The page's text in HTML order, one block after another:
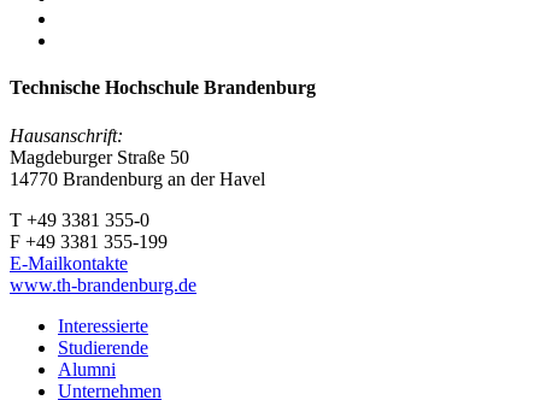
Technische Hochschule Brandenburg
Hausanschrift:
Magdeburger Straße 50
14770 Brandenburg an der Havel
T +49 3381 355-0
F +49 3381 355-199
E-Mailkontakte
www.th-brandenburg.de
Interessierte
Studierende
Alumni
Unternehmen